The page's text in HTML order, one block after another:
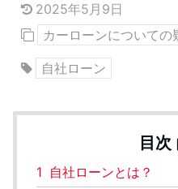
2025年5月9日
カーローンについての
自社ローン
目次
1 自社ローンとは？